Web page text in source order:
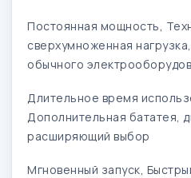
Постоянная мощность,
сверхумноженная
обычного
Длительное время
Дополнительная бататея,
расширяющий выбор
Мгновенный запуск,